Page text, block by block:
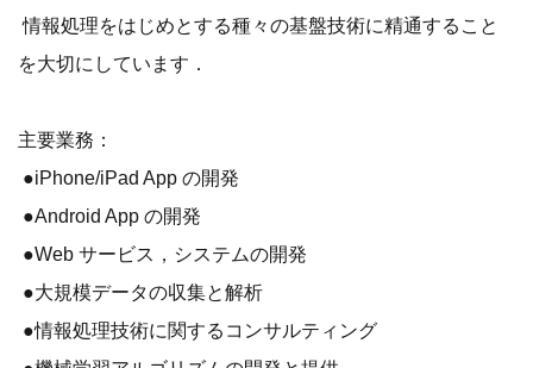
情報処理をはじめとする種々の基盤技術に精通すること
を大切にしています．
主要業務：
●iPhone/iPad App の開発
●Android App の開発
●Web サービス，システムの開発
●大規模データの収集と解析
●情報処理技術に関するコンサルティング